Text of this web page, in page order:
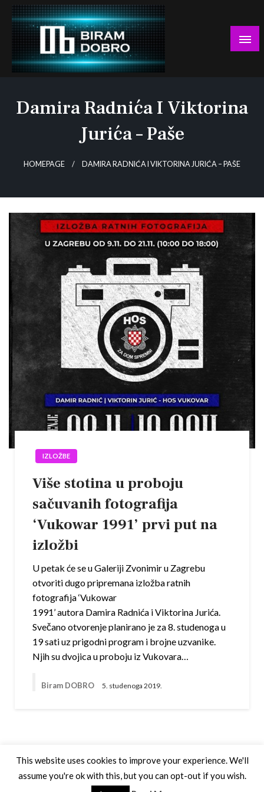
Skip
content
Damira Radnića I Viktorina
Jurića – Paše
HOMEPAGE DAMIRA RADNIĆA I VIKTORINA JURIĆA – PAŠE
IZLOŽBE
Više stotina u proboju
sačuvanih fotografija
‘Vukowar 1991’ prvi put na
izložbi
U petak će se u Galeriji Zvonimir u Zagrebu
otvoriti dugo pripremana izložba ratnih
fotografija ‘Vukowar
1991’ autora Damira Radnića i Viktorina Jurića.
Svečano otvorenje planirano je za 8. studenoga u
19 sati uz prigodni program i brojne uzvanike.
Njih su dvojica u proboju iz Vukovara…
Biram DOBRO 5. studenoga 2019.
This website uses cookies to improve your experience. We'll
assume you're ok with this, but you can opt-out if you wish.